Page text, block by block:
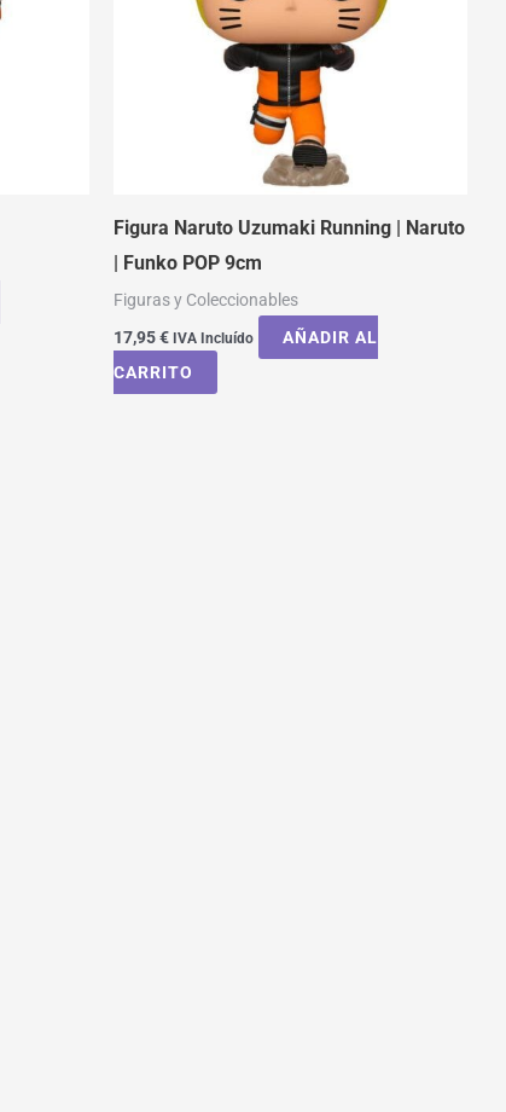
Figura Naruto Uzumaki Running | Naruto
| Funko POP 9cm
Figuras y Coleccionables
17,95€ IVA Incluído
AÑADIR AL
CARRITO